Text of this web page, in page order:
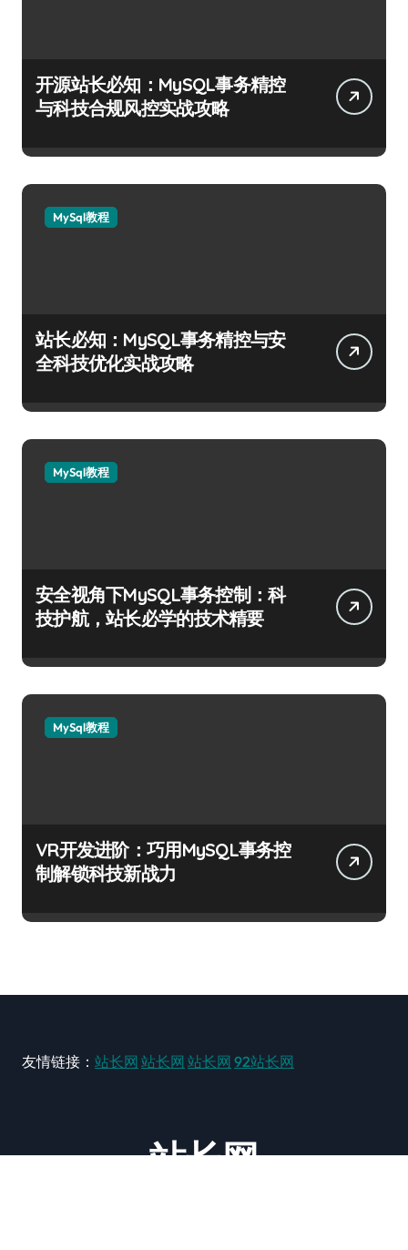
开源站长必知：MySQL事务精控
与科技合规风控实战攻略
MySql教程
站长必知：MySQL事务精控与安
全科技优化实战攻略
MySql教程
安全视角下MySQL事务控制：科
技护航，站长必学的技术精要
MySql教程
VR开发进阶：巧用MySQL事务控
制解锁科技新战力
友情链接： 站长网 站长网 站长网 92站长网
站长网